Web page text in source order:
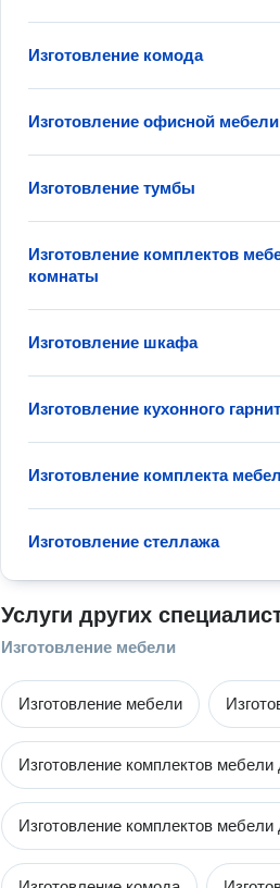
Изготовление комода
Изготовление офисной мебели
Изготовление тумбы
Изготовление комплектов
комнаты
Изготовление шкафа
Изготовление кухонного
Изготовление комплекта
Изготовление стеллажа
Услуги других
Изготовление мебели
Изготовление мебели
Изготовление комплектов
Изготовление комплектов мебели